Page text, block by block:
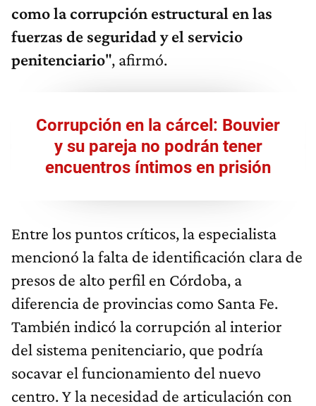
como la corrupción estructural en las
fuerzas de seguridad y el servicio
penitenciario", afirmó.
Corrupción en la cárcel: Bouvier
y su pareja no podrán tener
encuentros íntimos en prisión
Entre los puntos críticos, la especialista
mencionó la falta de identificación clara de
presos de alto perfil en Córdoba, a
diferencia de provincias como Santa Fe.
También indicó la corrupción al interior
del sistema penitenciario, que podría
socavar el funcionamiento del nuevo
centro. Y la necesidad de articulación con